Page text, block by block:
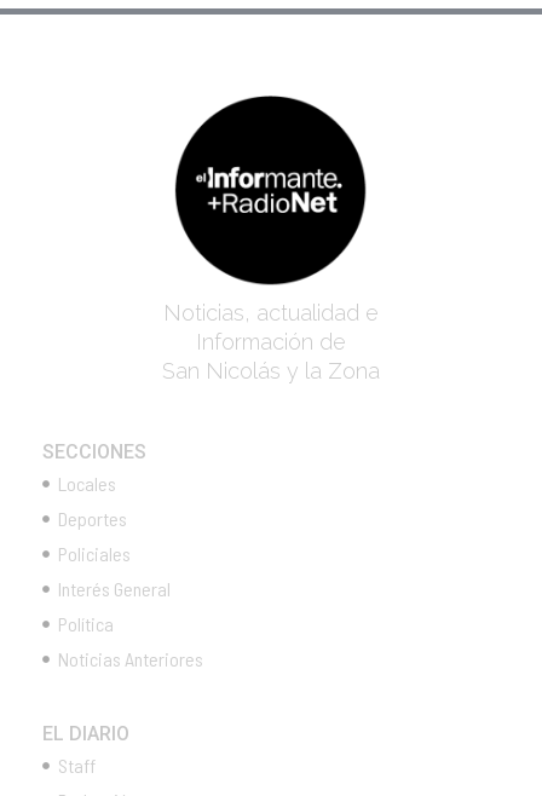
Noticias, actualidad e
Información de
San Nicolás y la Zona
SECCIONES
Locales
Deportes
Policiales
Interés General
Política
Noticias Anteriores
EL DIARIO
Staff